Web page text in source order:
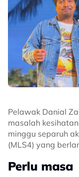
Pelawak Danial
masalah
minggu separuh
(MLS4) yang
Perlu masa